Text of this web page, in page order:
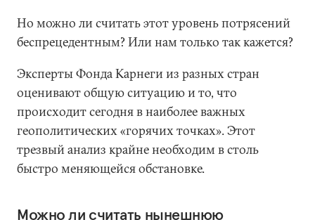
Но можно ли считать этот уровень потрясений
беспрецедентным? Или нам только так кажется?
Эксперты Фонда Карнеги из разных стран
оценивают общую ситуацию и то, что
происходит сегодня в наиболее важных
геополитических «горячих точках». Этот
трезвый анализ крайне необходим в столь
быстро меняющейся обстановке.
Можно ли считать нынешнюю